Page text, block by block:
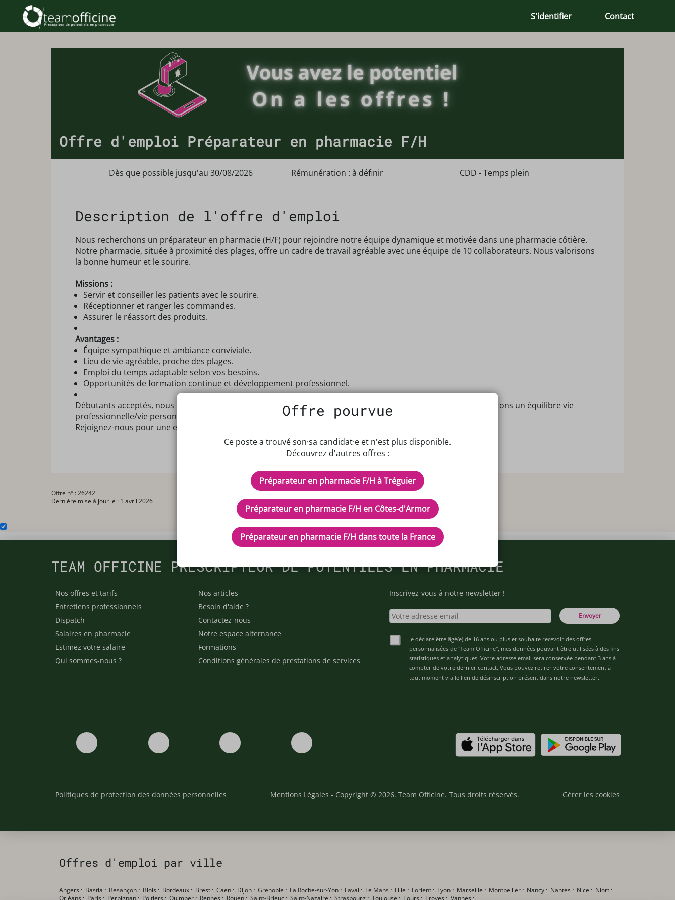
S'identifier Contact
Offre d'emploi Préparateur en pharmacie F/H
Dès que possible jusqu'au 30/08/2026 Rémunération : à définir CDD - Temps plein
Description de l'offre d'emploi
Nous recherchons un préparateur en pharmacie (H/F) pour rejoindre notre équipe dynamique et motivée dans une pharmacie côtière.
Notre pharmacie, située à proximité des plages, offre un cadre de travail agréable avec une équipe de 10 collaborateurs. Nous valorisons
la bonne humeur et le sourire.
Missions :
Servir et conseiller les patients avec le sourire.
Réceptionner et ranger les commandes.
Assurer le réassort des produits.
Avantages :
Équipe sympathique et ambiance conviviale.
Lieu de vie agréable, proche des plages.
Emploi du temps adaptable selon vos besoins.
Opportunités de formation continue et développement professionnel.
Débutants acceptés, nous recherchons avant tout une personnalité enthousiaste et prête à s'investir. Nous offrons un équilibre vie
professionnelle/vie personnelle avec des horaires flexibles et la possibilité de travailler sur 4 jours.
Rejoignez-nous pour une expérience professionnelle enrichissante et amusante !
Offre n° : 26242
Dernière mise à jour le : 1 avril 2026
Offre pourvue
Ce poste a trouvé son·sa candidat·e et n'est plus disponible.
Découvrez d'autres offres :
Préparateur en pharmacie F/H à Tréguier
Préparateur en pharmacie F/H en Côtes-d'Armor
Préparateur en pharmacie F/H dans toute la France
TEAM OFFICINE PRESCRIPTEUR DE POTENTIELS EN PHARMACIE
Nos offres et tarifs
Entretiens professionnels
Dispatch
Salaires en pharmacie
Estimez votre salaire
Qui sommes-nous ?
Nos articles
Besoin d'aide ?
Contactez-nous
Notre espace alternance
Formations
Conditions générales de prestations de services
Inscrivez-vous à notre newsletter !
Envoyer
Je déclare être âgé(e) de 16 ans ou plus et souhaite recevoir des offres
personnalisées de "Team Officine", mes données pouvant être utilisées à des fins
statistiques et analytiques. Votre adresse email sera conservée pendant 3 ans à
compter de votre dernier contact. Vous pouvez retirer votre consentement à
tout moment via le lien de désinscription présent dans notre newsletter.
Politiques de protection des données personnelles Mentions Légales - Copyright © 2026. Team Officine. Tous droits réservés. Gérer les cookies
Offres d'emploi par ville
Angers · Bastia · Besançon · Blois · Bordeaux · Brest · Caen · Dijon · Grenoble · La Roche-sur-Yon · Laval · Le Mans · Lille · Lorient · Lyon · Marseille · Montpellier · Nancy · Nantes · Nice · Niort ·
Orléans · Paris · Perpignan · Poitiers · Quimper · Rennes · Rouen · Saint-Brieuc · Saint-Nazaire · Strasbourg · Toulouse · Tours · Troyes · Vannes ·